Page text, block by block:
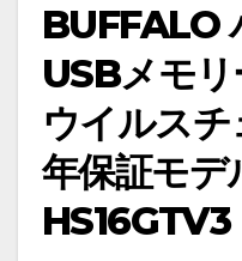
BUFFALO
USBメモ
ウイルス
年保証モデ
HS16GTV3